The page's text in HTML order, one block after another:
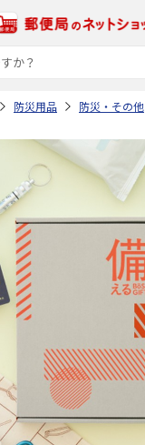
防災用品 防災・その他